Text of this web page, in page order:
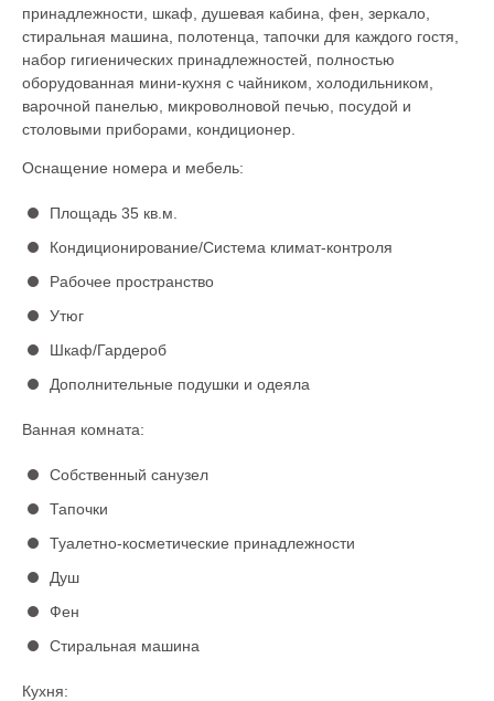
принадлежности, шкаф, душевая кабина, фен, зеркало,
стиральная машина, полотенца, тапочки для каждого гостя,
набор гигиенических принадлежностей, полностью
оборудованная мини-кухня с чайником, холодильником,
варочной панелью, микроволновой печью, посудой и
столовыми приборами, кондиционер.
Оснащение номера и мебель:
Площадь 35 кв.м.
Кондиционирование/Система климат-контроля
Рабочее пространство
Утюг
Шкаф/Гардероб
Дополнительные подушки и одеяла
Ванная комната:
Собственный санузел
Тапочки
Туалетно-косметические принадлежности
Душ
Фен
Стиральная машина
Кухня: